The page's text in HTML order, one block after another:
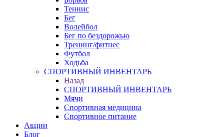
Теннис
Бег
Волейбол
Бег по бездорожью
Тренинг/фитнес
Футбол
Ходьба
СПОРТИВНЫЙ ИНВЕНТАРЬ
Назад
СПОРТИВНЫЙ ИНВЕНТАРЬ
Мячи
Спортивная медицина
Спортивное питание
Акции
Блог